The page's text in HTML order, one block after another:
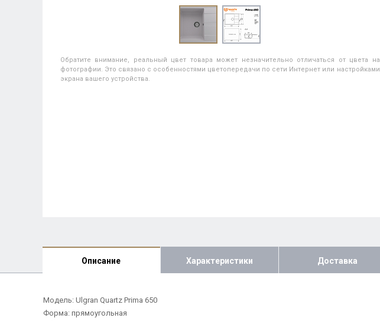
Обратите внимание, реальный цвет товара может незначительно отличаться от цвета на
фотографии. Это связано с особенностями цветопередачи по сети Интернет или настройками
экрана вашего устройства.
Описание Характеристики Доставка
Модель: Ulgran Quartz Prima 650
Форма: прямоугольная